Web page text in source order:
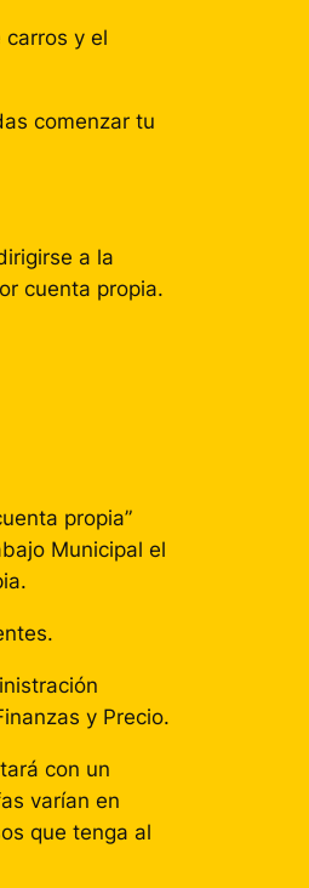
y el
comenzar tu
a la
cuenta propia.
propia”
Municipal el
y Precio.
con un
varían en
que tenga al